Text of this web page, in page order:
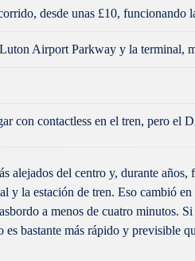
desde unas £10, funcionando
Airport Parkway y la terminal,
con contactless en el tren, pero el
alejados del centro y, durante
y la estación de tren. Eso cambió
a menos de cuatro minutos.
bastante más rápido y previsible